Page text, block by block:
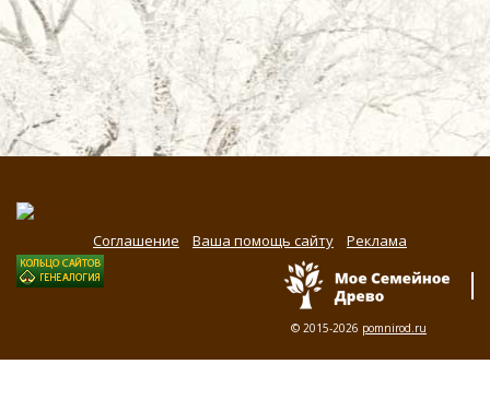
Соглашение Ваша помощь сайту Реклама
© 2015-2026 pomnirod.ru